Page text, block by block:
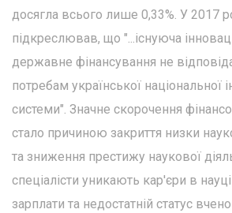
досягла всього лише 0,33%. У 2017
підкреслював, що "...існуюча
державне фінансування не
потребам української національної
системи". Значне скорочення
стало причиною закриття низки
та зниження престижу наукової
спеціалісти уникають кар'єри в
зарплати та недостатній статус